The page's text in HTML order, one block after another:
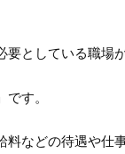
としている職場
す。
料などの待遇や仕